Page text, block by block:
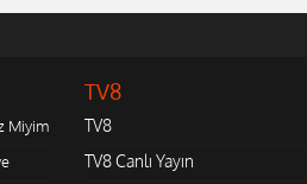
Miyim
TV8
TV8
TV8 Canlı Yayın